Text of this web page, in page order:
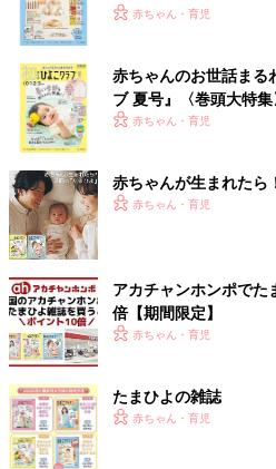
いっぱい！
赤ちゃん・育児
赤ちゃんのお世話まる
ブ 夏号』〈巻頭大特
く！ おっぱい・ミルク
赤ちゃん・育児
赤ちゃんが生まれたら
赤ちゃん・育児
アカチャンホンポで
倍【期間限定】
赤ちゃん・育児
たまひよの雑誌
赤ちゃん・育児